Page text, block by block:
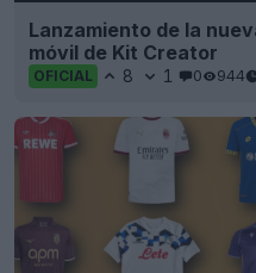
Lanzamiento de la
móvil de Kit Creator
OFICIAL 8 1 0 944